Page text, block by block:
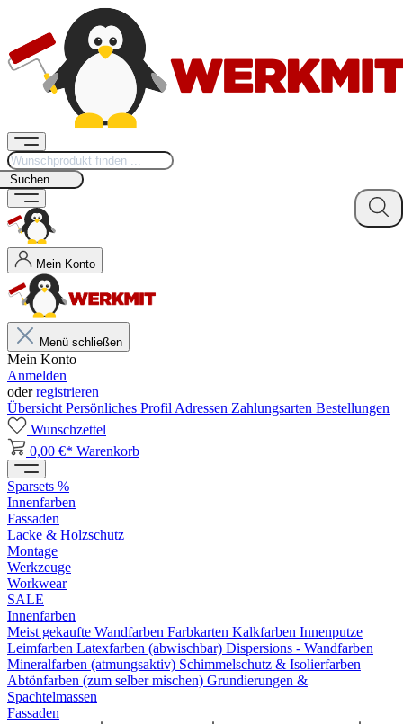
Suchen
Mein Konto
Menü schließen
Mein Konto
Anmelden
oderregistrieren
Übersicht Persönliches Profil Adressen Zahlungsarten Bestellungen
Wunschzettel
0,00 €* Warenkorb
Sparsets %
Innenfarben
Fassaden
Lacke & Holzschutz
Montage
Werkzeuge
Workwear
SALE
Innenfarben
Meist gekaufte Wandfarben Farbkarten Kalkfarben Innenputze
Leimfarben Latexfarben (abwischbar) Dispersions - Wandfarben
Mineralfarben (atmungsaktiv) Schimmelschutz & Isolierfarben
Abtönfarben (zum selber mischen) Grundierungen &
Spachtelmassen
Fassaden